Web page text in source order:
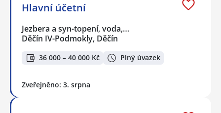
Hlavní účetní
Jezbera a syn-topení, voda,…
Děčín IV-Podmokly, Děčín
36 000 – 40 000 Kč Plný úvazek
Zveřejněno: 3. srpna